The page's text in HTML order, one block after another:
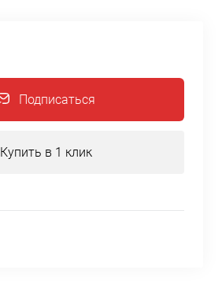
Подписаться
Купить в 1 клик